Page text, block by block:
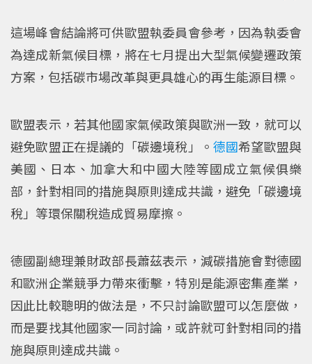
這場峰會結論將可供歐盟執委員會參考，因為執委會
為達成新氣候目標，將在七月提出大型氣候變遷政策
方案，包括碳市場改革與更具雄心的再生能源目標。
歐盟表示，若其他國家氣候政策與歐洲一致，就可以
避免歐盟正在提議的「碳邊境稅」。 德國希望歐盟與
美國、日本、加拿大和中國大陸等國成立氣候俱樂
部，針對相同的措施與原則達成共識，避免「碳邊境
稅」等環保關稅造成貿易摩擦。
德國副總理兼財政部長蕭茲表示，減碳措施會對德國
和歐洲企業競爭力帶來衝擊，特別是能源密集產業，
因此比較聰明的做法是，不只討論歐盟可以怎麼做，
而是要找其他國家一同討論，或許就可針對相同的措
施與原則達成共識。